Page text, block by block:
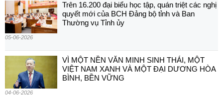
Trên 16.200 đại biểu học tập, quán triệt các nghị
quyết mới của BCH Đảng bộ tỉnh và Ban
Thường vụ Tỉnh ủy
05-06-2026
VÌ MỘT NỀN VĂN MINH SINH THÁI, MỘT
VIỆT NAM XANH VÀ MỘT ĐẠI DƯƠNG HÒA
BÌNH, BỀN VỮNG
04-06-2026